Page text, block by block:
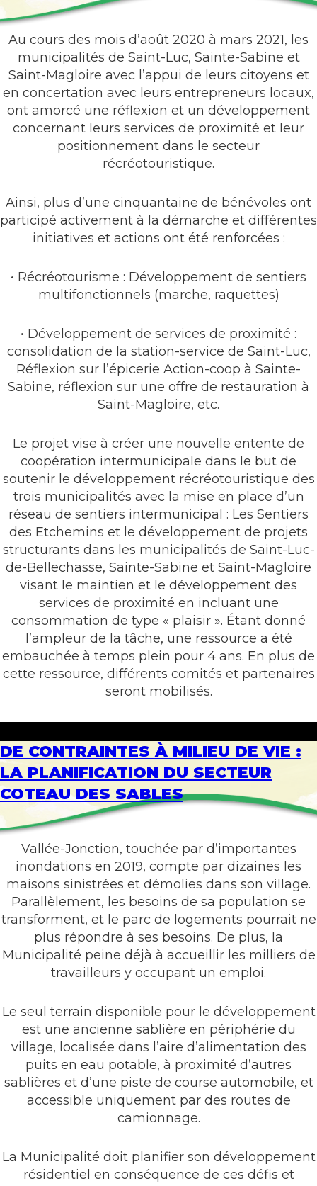
Au cours des mois d’août 2020 à mars 2021, les
municipalités de Saint-Luc, Sainte-Sabine et
Saint-Magloire avec l’appui de leurs citoyens et
en concertation avec leurs entrepreneurs locaux,
ont amorcé une réflexion et un développement
concernant leurs services de proximité et leur
positionnement dans le secteur
récréotouristique.
Ainsi, plus d’une cinquantaine de bénévoles ont
participé activement à la démarche et différentes
initiatives et actions ont été renforcées :
• Récréotourisme : Développement de sentiers
multifonctionnels (marche, raquettes)
• Développement de services de proximité :
consolidation de la station-service de Saint-Luc,
Réflexion sur l’épicerie Action-coop à Sainte-
Sabine, réflexion sur une offre de restauration à
Saint-Magloire, etc.
Le projet vise à créer une nouvelle entente de
coopération intermunicipale dans le but de
soutenir le développement récréotouristique des
trois municipalités avec la mise en place d’un
réseau de sentiers intermunicipal : Les Sentiers
des Etchemins et le développement de projets
structurants dans les municipalités de Saint-Luc-
de-Bellechasse, Sainte-Sabine et Saint-Magloire
visant le maintien et le développement des
services de proximité en incluant une
consommation de type « plaisir ». Étant donné
l’ampleur de la tâche, une ressource a été
embauchée à temps plein pour 4 ans. En plus de
cette ressource, différents comités et partenaires
seront mobilisés.
DE CONTRAINTES À MILIEU DE VIE :
LA PLANIFICATION DU SECTEUR
COTEAU DES SABLES
Vallée-Jonction, touchée par d’importantes
inondations en 2019, compte par dizaines les
maisons sinistrées et démolies dans son village.
Parallèlement, les besoins de sa population se
transforment, et le parc de logements pourrait ne
plus répondre à ses besoins. De plus, la
Municipalité peine déjà à accueillir les milliers de
travailleurs y occupant un emploi.
Le seul terrain disponible pour le développement
est une ancienne sablière en périphérie du
village, localisée dans l’aire d’alimentation des
puits en eau potable, à proximité d’autres
sablières et d’une piste de course automobile, et
accessible uniquement par des routes de
camionnage.
La Municipalité doit planifier son développement
résidentiel en conséquence de ces défis et